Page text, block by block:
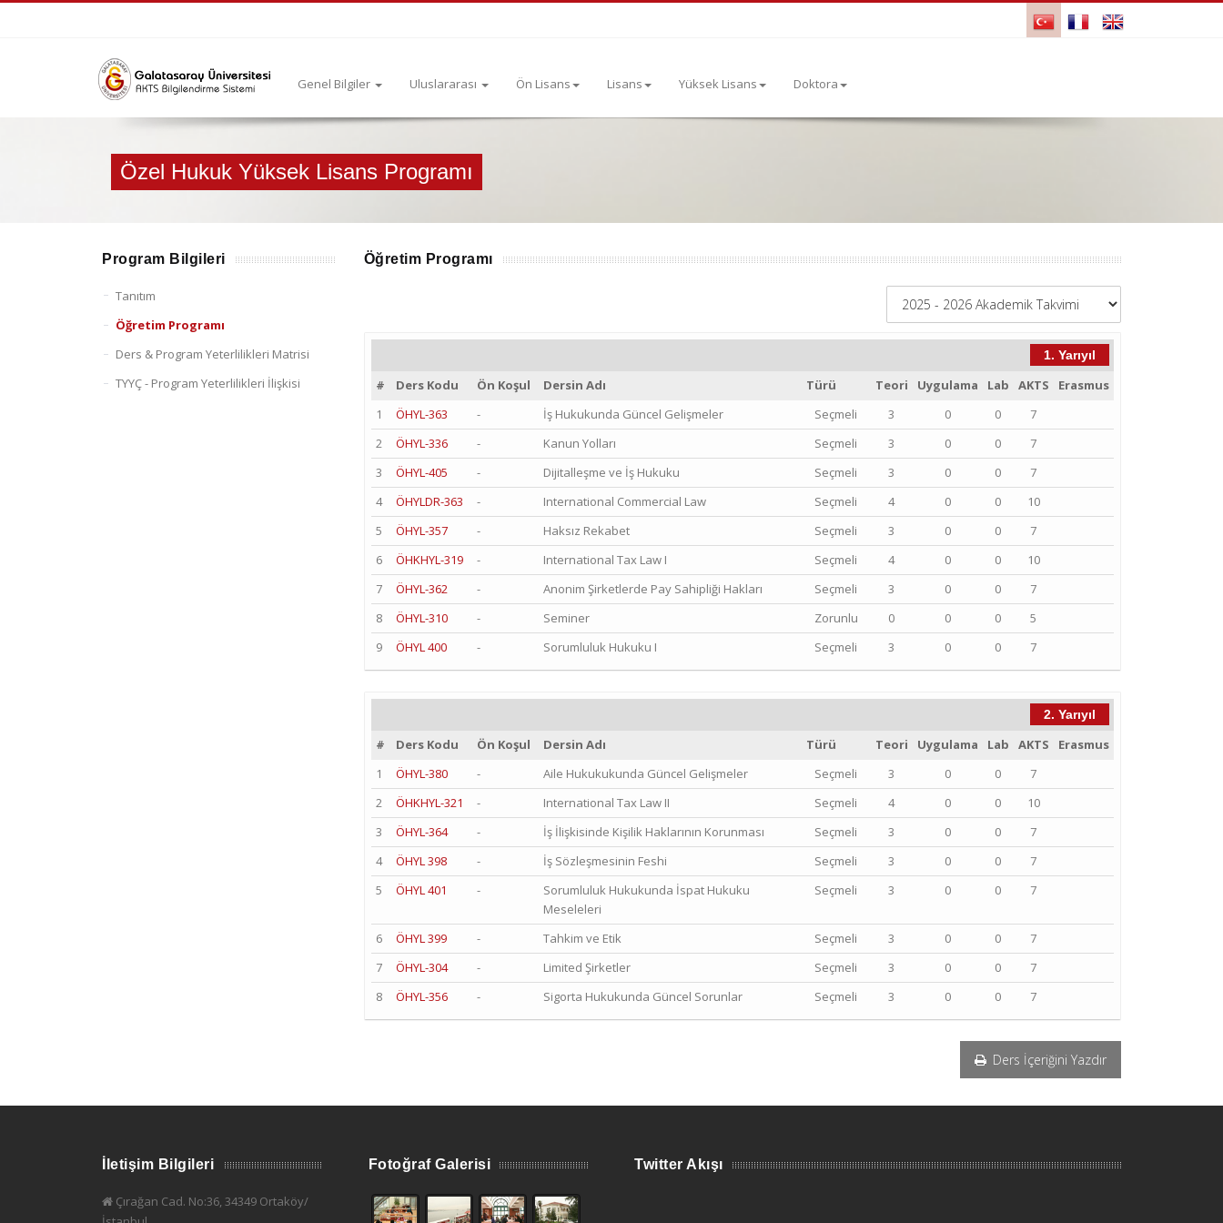
Genel Bilgiler Uluslararası Ön Lisans Lisans Yüksek Lisans Doktora
Özel Hukuk Yüksek Lisans Programı
Program Bilgileri
Tanıtım
Öğretim Programı
Ders & Program Yeterlilikleri Matrisi
TYYÇ - Program Yeterlilikleri İlişkisi
Öğretim Programı
1. Yarıyıl
# Ders Kodu Ön Koşul Dersin Adı Türü Teori Uygulama Lab AKTS
Erasmus
1
ÖHYL-363 - İş Hukukunda Güncel Gelişmeler Seçmeli 3 0 0
7
2
ÖHYL-336 - Kanun Yolları Seçmeli 3 0 0
7
3
ÖHYL-405 - Dijitalleşme ve İş Hukuku Seçmeli 3 0 0
7
4
ÖHYLDR-363 - International Commercial Law Seçmeli 4 0 0
10
5
ÖHYL-357 - Haksız Rekabet Seçmeli 3 0 0
7
6
ÖHKHYL-319 - International Tax Law I Seçmeli 4 0 0
10
7
ÖHYL-362 - Anonim Şirketlerde Pay Sahipliği Hakları Seçmeli 3 0 0
7
8
ÖHYL-310 - Seminer Zorunlu 0 0 0
5
9
ÖHYL 400 - Sorumluluk Hukuku I Seçmeli 3 0 0 7
2. Yarıyıl
# Ders Kodu Ön Koşul Dersin Adı Türü Teori Uygulama Lab AKTS
Erasmus
1
ÖHYL-380 - Aile Hukukukunda Güncel Gelişmeler Seçmeli 3 0 0
7
2
ÖHKHYL-321 - International Tax Law II Seçmeli 4 0 0
10
3
ÖHYL-364 - İş İlişkisinde Kişilik Haklarının Korunması Seçmeli 3 0 0
7
4
ÖHYL 398 - İş Sözleşmesinin Feshi Seçmeli 3 0 0
7
5
ÖHYL 401 -
Sorumluluk Hukukunda İspat Hukuku
Meseleleri
Seçmeli 3 0 0 7
6 ÖHYL 399 - Tahkim ve Etik Seçmeli 3 0 0
7
7
ÖHYL-304 - Limited Şirketler Seçmeli 3 0 0
7
8
ÖHYL-356 - Sigorta Hukukunda Güncel Sorunlar Seçmeli 3 0 0 7
Ders İçeriğini Yazdır
İletişim Bilgileri
Çırağan Cad. No:36, 34349 Ortaköy/
Fotoğraf Galerisi Twitter Akışı